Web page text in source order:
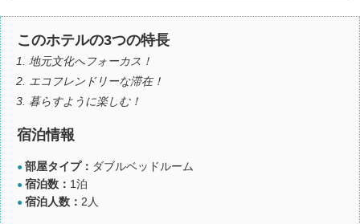
このホテルの3つの特長
地元文化へフォーカス！
エコフレンドリーな滞在！
暮らすように楽しむ！
宿泊情報
● 部屋タイプ： ダブルベッドルーム
● 宿泊数： 1泊
● 宿泊人数： 2人